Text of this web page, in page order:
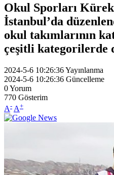
Okul Sporları
İstanbul’da
okul takımlarının
çeşitli kategorilerde
2024-5-6 10:26:36Yayınlanma
2024-5-6 10:26:36 Güncelleme
0Yorum
770 Gösterim
A- A+